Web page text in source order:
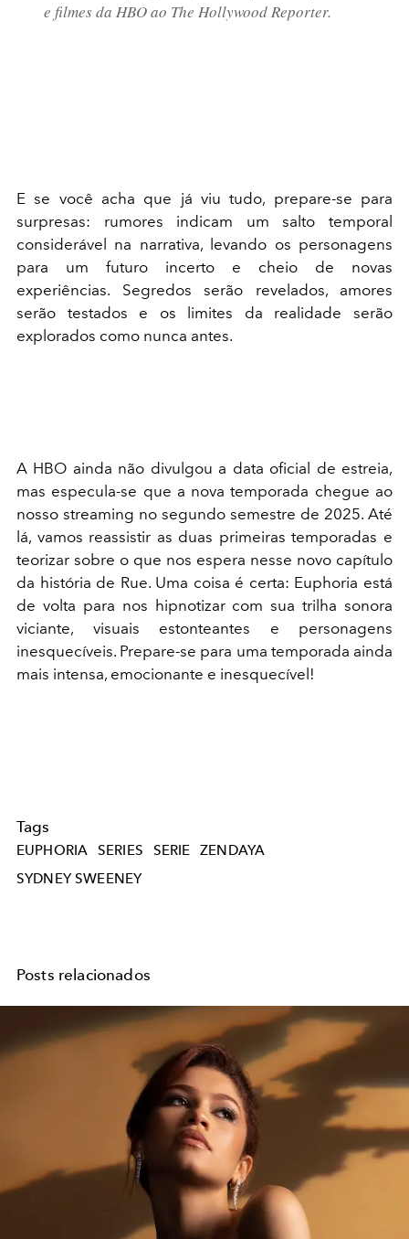
e filmes da HBO ao The Hollywood Reporter.
E se você acha que já viu tudo, prepare-se para
surpresas: rumores indicam um salto temporal
considerável na narrativa, levando os personagens
para um futuro incerto e cheio de novas
experiências. Segredos serão revelados, amores
serão testados e os limites da realidade serão
explorados como nunca antes.
A HBO ainda não divulgou a data oficial de estreia,
mas especula-se que a nova temporada chegue ao
nosso streaming no segundo semestre de 2025. Até
lá, vamos reassistir as duas primeiras temporadas e
teorizar sobre o que nos espera nesse novo capítulo
da história de Rue. Uma coisa é certa: Euphoria está
de volta para nos hipnotizar com sua trilha sonora
viciante, visuais estonteantes e personagens
inesquecíveis. Prepare-se para uma temporada ainda
mais intensa, emocionante e inesquecível!
Tags
EUPHORIA SERIES SERIE
ZENDAYA
SYDNEY SWEENEY
Posts relacionados